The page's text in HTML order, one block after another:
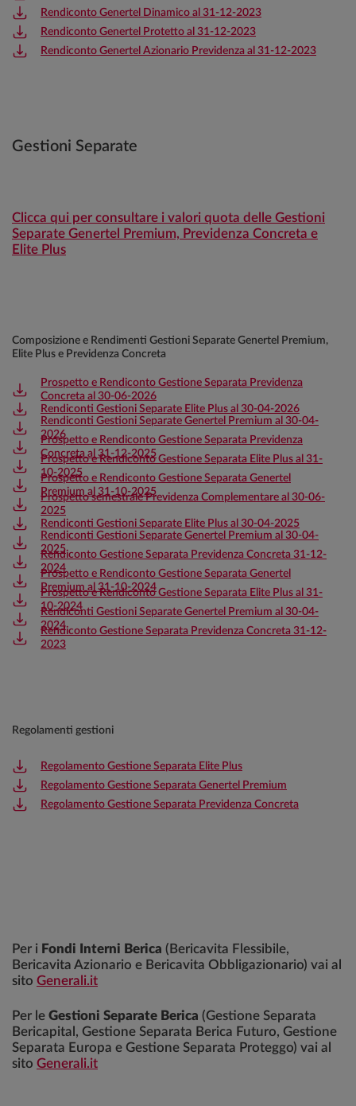
Rendiconto Genertel Dinamico al 31-12-2023
Rendiconto Genertel Protetto al 31-12-2023
Rendiconto Genertel Azionario Previdenza al 31-12-2023
Gestioni Separate
Clicca qui per consultare i valori quota delle Gestioni
Separate Genertel Premium, Previdenza Concreta e
Elite Plus
Composizione e Rendimenti Gestioni Separate Genertel Premium,
Elite Plus e Previdenza Concreta
Prospetto e Rendiconto Gestione Separata Previdenza
Concreta al 30-06-2026
Rendiconti Gestioni Separate Elite Plus al 30-04-2026
Rendiconti Gestioni Separate Genertel Premium al 30-04-
2026
Prospetto e Rendiconto Gestione Separata Previdenza
Concreta al 31-12-2025
Prospetto e Rendiconto Gestione Separata Elite Plus al 31-
10-2025
Prospetto e Rendiconto Gestione Separata Genertel
Premium al 31-10-2025
Prospetto semestrale Previdenza Complementare al 30-06-
2025
Rendiconti Gestioni Separate Elite Plus al 30-04-2025
Rendiconti Gestioni Separate Genertel Premium al 30-04-
2025
Rendiconto Gestione Separata Previdenza Concreta 31-12-
2024
Prospetto e Rendiconto Gestione Separata Genertel
Premium al 31-10-2024
Prospetto e Rendiconto Gestione Separata Elite Plus al 31-
10-2024
Rendiconti Gestioni Separate Genertel Premium al 30-04-
2024
Rendiconto Gestione Separata Previdenza Concreta 31-12-
2023
Regolamenti gestioni
Regolamento Gestione Separata Elite Plus
Regolamento Gestione Separata Genertel Premium
Regolamento Gestione Separata Previdenza Concreta
Per i Fondi Interni Berica (Bericavita Flessibile,
Bericavita Azionario e Bericavita Obbligazionario) vai al
sito Generali.it
Per le Gestioni Separate Berica (Gestione Separata
Bericapital, Gestione Separata Berica Futuro, Gestione
Separata Europa e Gestione Separata Proteggo) vai al
sito Generali.it